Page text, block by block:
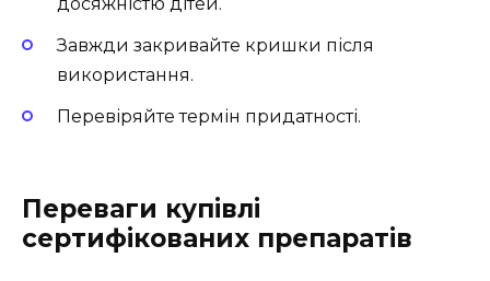
Завжди закривайте кришки після
використання.
Перевіряйте термін придатності.
Переваги купівлі
сертифікованих препаратів